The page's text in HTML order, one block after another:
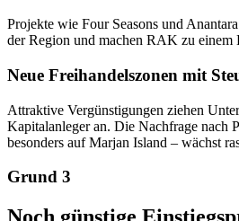
Projekte wie Four Seasons und
der Region und machen RAK zu
Neue Freihandelszonen mit
Attraktive Vergünstigungen ziehen
Kapitalanleger an. Die Nachfrage nach
besonders auf Marjan Island – wächst
Grund 3